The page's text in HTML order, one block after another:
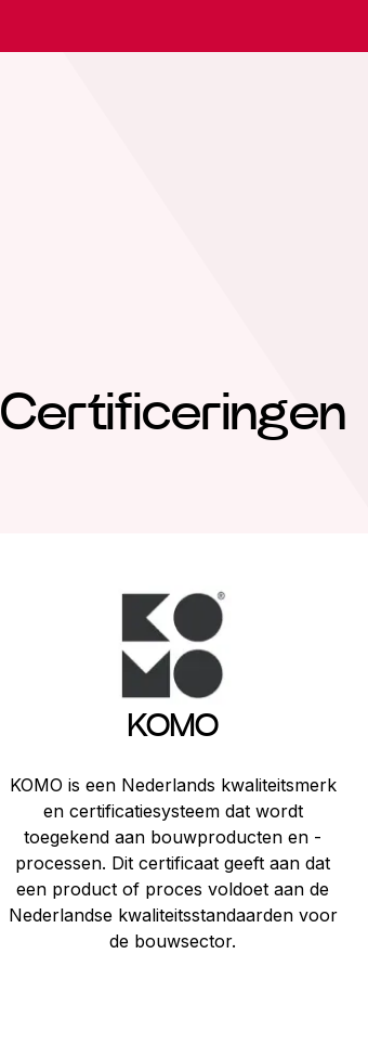
Certificeringen
KOMO
KOMO is een Nederlands kwaliteitsmerk
en certificatiesysteem dat wordt
toegekend aan bouwproducten en -
processen. Dit certificaat geeft aan dat
een product of proces voldoet aan de
Nederlandse kwaliteitsstandaarden voor
de bouwsector.